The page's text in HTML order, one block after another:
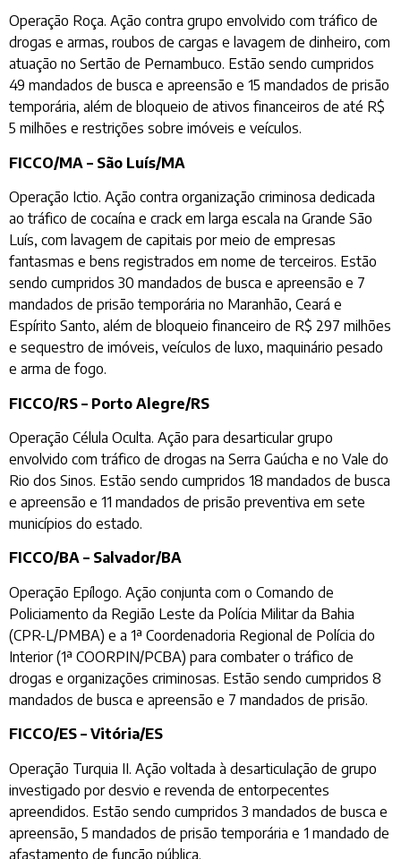
Operação Roça. Ação contra grupo envolvido com tráfico de
drogas e armas, roubos de cargas e lavagem de dinheiro, com
atuação no Sertão de Pernambuco. Estão sendo cumpridos
49 mandados de busca e apreensão e 15 mandados de prisão
temporária, além de bloqueio de ativos financeiros de até R$
5 milhões e restrições sobre imóveis e veículos.
FICCO/MA – São Luís/MA
Operação Ictio. Ação contra organização criminosa dedicada
ao tráfico de cocaína e crack em larga escala na Grande São
Luís, com lavagem de capitais por meio de empresas
fantasmas e bens registrados em nome de terceiros. Estão
sendo cumpridos 30 mandados de busca e apreensão e 7
mandados de prisão temporária no Maranhão, Ceará e
Espírito Santo, além de bloqueio financeiro de R$ 297 milhões
e sequestro de imóveis, veículos de luxo, maquinário pesado
e arma de fogo.
FICCO/RS – Porto Alegre/RS
Operação Célula Oculta. Ação para desarticular grupo
envolvido com tráfico de drogas na Serra Gaúcha e no Vale do
Rio dos Sinos. Estão sendo cumpridos 18 mandados de busca
e apreensão e 11 mandados de prisão preventiva em sete
municípios do estado.
FICCO/BA – Salvador/BA
Operação Epílogo. Ação conjunta com o Comando de
Policiamento da Região Leste da Polícia Militar da Bahia
(CPR-L/PMBA) e a 1ª Coordenadoria Regional de Polícia do
Interior (1ª COORPIN/PCBA) para combater o tráfico de
drogas e organizações criminosas. Estão sendo cumpridos 8
mandados de busca e apreensão e 7 mandados de prisão.
FICCO/ES – Vitória/ES
Operação Turquia II. Ação voltada à desarticulação de grupo
investigado por desvio e revenda de entorpecentes
apreendidos. Estão sendo cumpridos 3 mandados de busca e
apreensão, 5 mandados de prisão temporária e 1 mandado de
afastamento de função pública.